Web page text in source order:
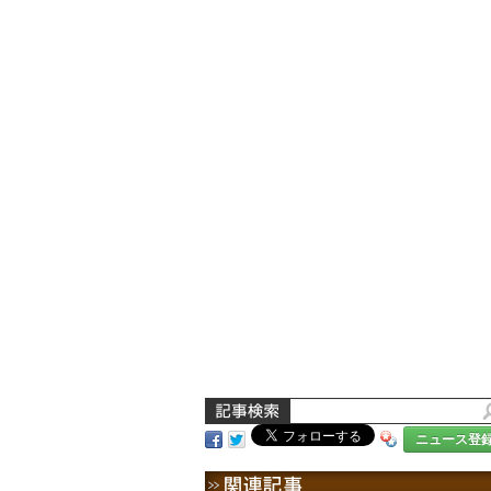
ニュース登